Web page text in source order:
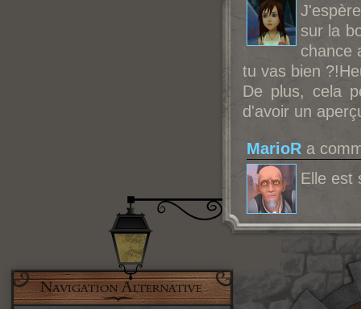
sur la
chance
tu vas bien
De plus, cela
d'avoir un
MarioR a
Elle est